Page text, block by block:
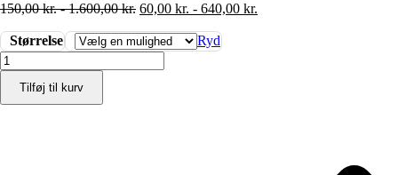
150,00kr.-1.600,00kr. 60,00 kr. - 640,00 kr.
Størrelse
Ryd
Tørrede
blomster
(Stort
Tilføj til kurv